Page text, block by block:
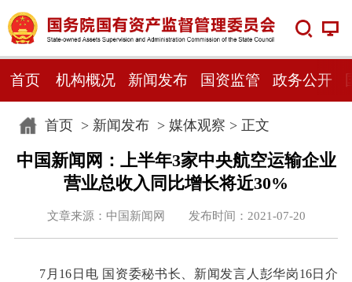
首页 机构概况 新闻发布 国资监管 政务公开
首页> 新闻发布> 媒体观察 > 正文
中国新闻网：上半年3家中央航空运输企业
营业总收入同比增长将近30%
文章来源：中国新闻网 发布时间：2021-07-20
7月16日电 国资委秘书长、新闻发言人彭华岗16日介